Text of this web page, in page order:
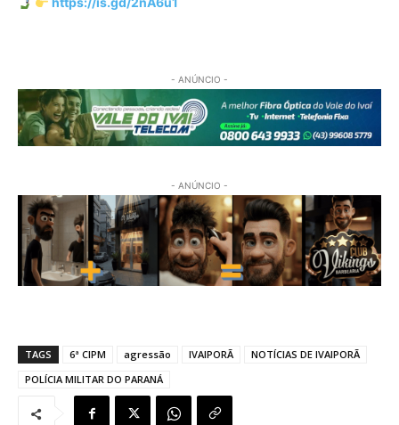
- ANÚNCIO -
- ANÚNCIO -
TAGS 6ª CIPM agressão IVAIPORÃ
NOTÍCIAS DE IVAIPORÃ
POLÍCIA MILITAR DO PARANÁ